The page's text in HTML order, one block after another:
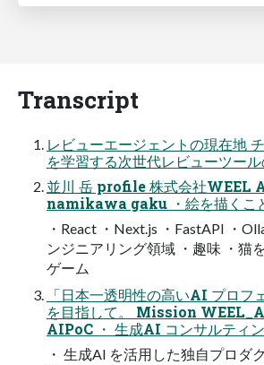
Transcript
レビューエージェントの現在地
を学習する次世代レビューツー
並川 岳 profile 株式会社WEEL
namikawa gaku ・絵を描く
・React ・Next.js ・FastAPI ・
ンジニアリング領域 ・趣味 ・猫
ゲーム
「日本一透明性の高いAI プロフ
を目指して。 Mission
AIPoC ・ 生成AI コンサルティ
・ 生成AI を活用した独自プロダ